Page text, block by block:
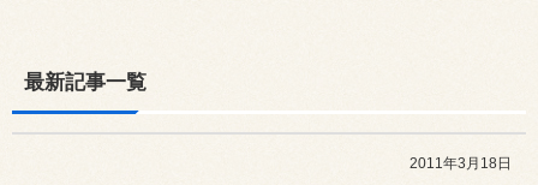
最新記事一覧
2011年3月18日